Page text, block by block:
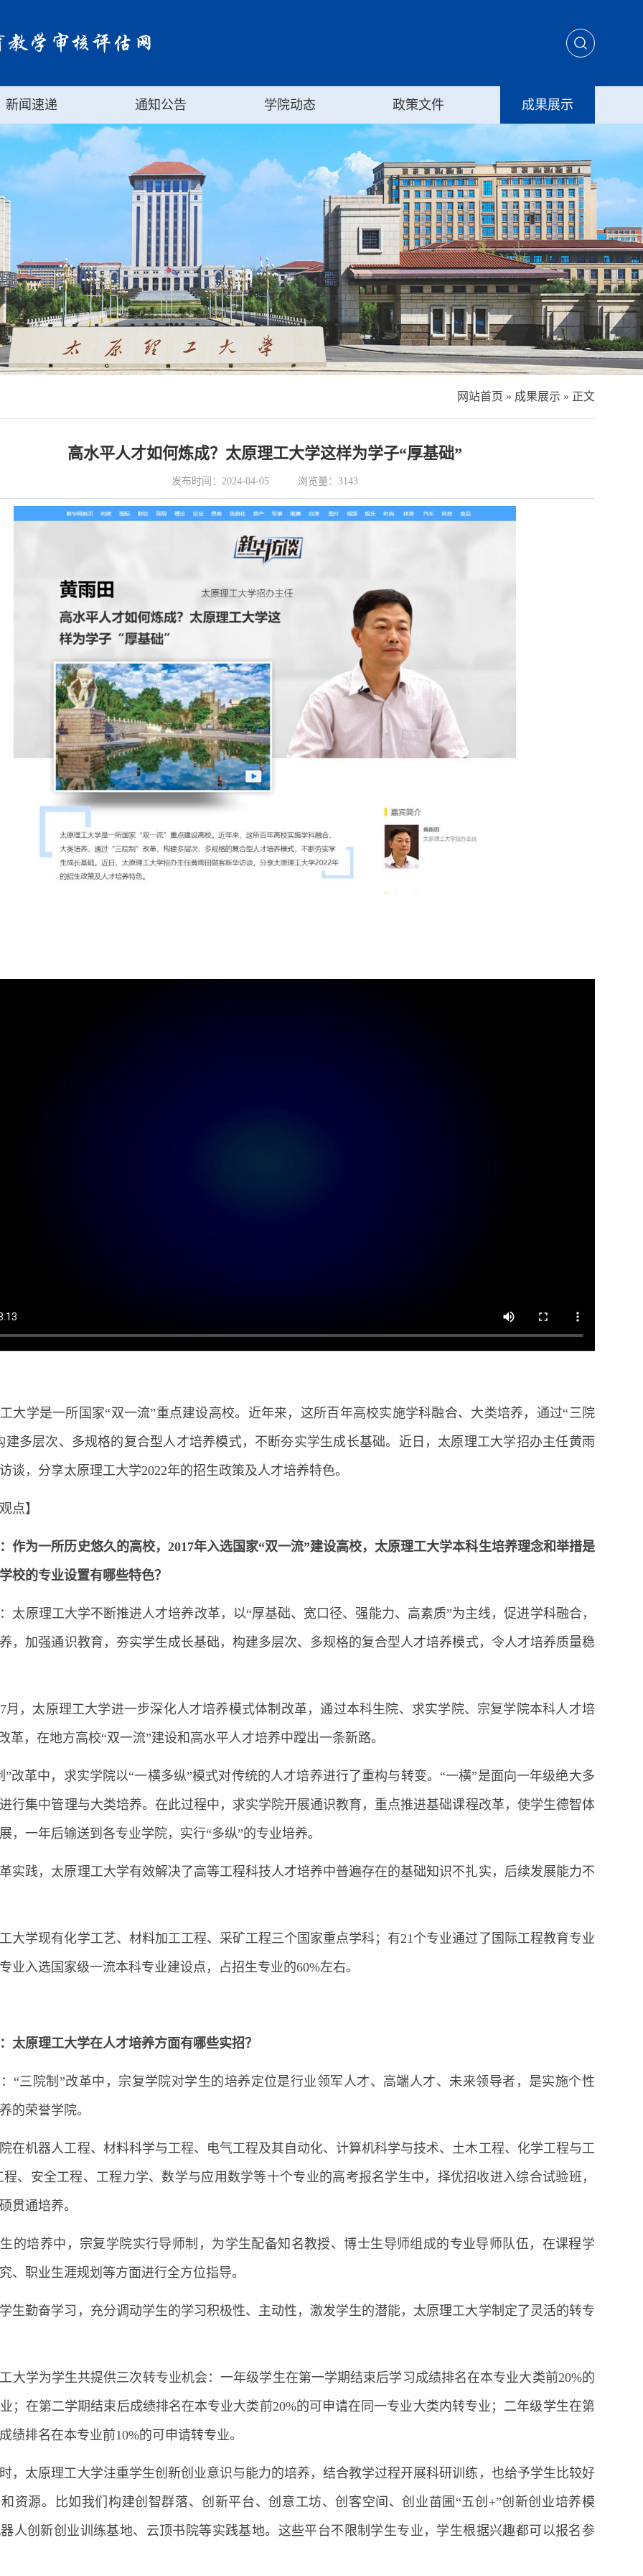
新闻速递 通知公告 学院动态 政策文件 成果展示
网站首页 » 成果展示 » 正文
高水平人才如何炼成？太原理工大学这样为学子“厚基础”
发布时间：2024-04-05 浏览量： 3143
大学是一所国家“双一流”重点建设高校。近年来，这所百年高校实施学科融合、大类培养，通过“三院
建多层次、多规格的复合型人才培养模式，不断夯实学生成长基础。近日，太原理工大学招办主任黄雨
谈，分享太原理工大学2022年的招生政策及人才培养特色。
点】
作为一所历史悠久的高校，2017年入选国家“双一流”建设高校，太原理工大学本科生培养理念和举措是
校的专业设置有哪些特色？
太原理工大学不断推进人才培养改革，以“厚基础、宽口径、强能力、高素质”为主线，促进学科融合，
，加强通识教育，夯实学生成长基础，构建多层次、多规格的复合型人才培养模式，令人才培养质量稳
月，太原理工大学进一步深化人才培养模式体制改革，通过本科生院、求实学院、宗复学院本科人才培
革，在地方高校“双一流”建设和高水平人才培养中蹚出一条新路。
”改革中，求实学院以“一横多纵”模式对传统的人才培养进行了重构与转变。“一横”是面向一年级绝大多
行集中管理与大类培养。在此过程中，求实学院开展通识教育，重点推进基础课程改革，使学生德智体
，一年后输送到各专业学院，实行“多纵”的专业培养。
实践，太原理工大学有效解决了高等工程科技人才培养中普遍存在的基础知识不扎实，后续发展能力不
大学现有化学工艺、材料加工工程、采矿工程三个国家重点学科；有21个专业通过了国际工程教育专业
业入选国家级一流本科专业建设点，占招生专业的60%左右。
太原理工大学在人才培养方面有哪些实招？
“三院制”改革中，宗复学院对学生的培养定位是行业领军人才、高端人才、未来领导者，是实施个性
的荣誉学院。
在机器人工程、材料科学与工程、电气工程及其自动化、计算机科学与技术、土木工程、化学工程与工
、安全工程、工程力学、数学与应用数学等十个专业的高考报名学生中，择优招收进入综合试验班，
贯通培养。
的培养中，宗复学院实行导师制，为学生配备知名教授、博士生导师组成的专业导师队伍，在课程学
、职业生涯规划等方面进行全方位指导。
生勤奋学习，充分调动学生的学习积极性、主动性，激发学生的潜能，太原理工大学制定了灵活的转专
大学为学生共提供三次转专业机会：一年级学生在第一学期结束后学习成绩排名在本专业大类前20%的
；在第二学期结束后成绩排名在本专业大类前20%的可申请在同一专业大类内转专业；二年级学生在第
绩排名在本专业前10%的可申请转专业。
，太原理工大学注重学生创新创业意识与能力的培养，结合教学过程开展科研训练，也给予学生比较好
资源。比如我们构建创智群落、创新平台、创意工坊、创客空间、创业苗圃“五创+”创新创业培养模
人创新创业训练基地、云顶书院等实践基地。这些平台不限制学生专业，学生根据兴趣都可以报名参